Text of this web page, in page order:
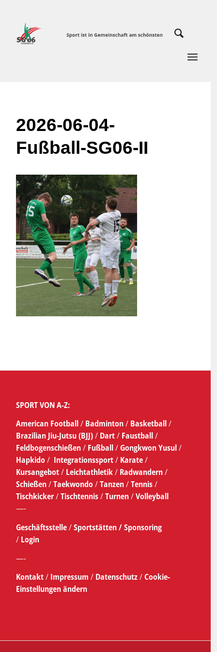
2026-06-04-
Fußball-SG06-II
SPORT VON A-Z:
American Football/ Badminton/ Basketball/
Brazilian Jiu-Jutsu (BJJ)/ Dart/ Faustball/
Feldbogenschießen/ Fußball/Gongkwon Yusul/
Hapkido/ Integrationssport/ Karate/
Kursangebot/Leichtathletik/ Radwandern/
Schießen/Taekwondo/Tanzen/Tennis/
Tischkicker/Tischtennis/Turnen/Volleyball
—-
Geschäftsstelle/Sportstätten /Sponsoring
/ Login
—-
Kontakt/ Impressum / Datenschutz/Cookie-
Einstellungen ändern